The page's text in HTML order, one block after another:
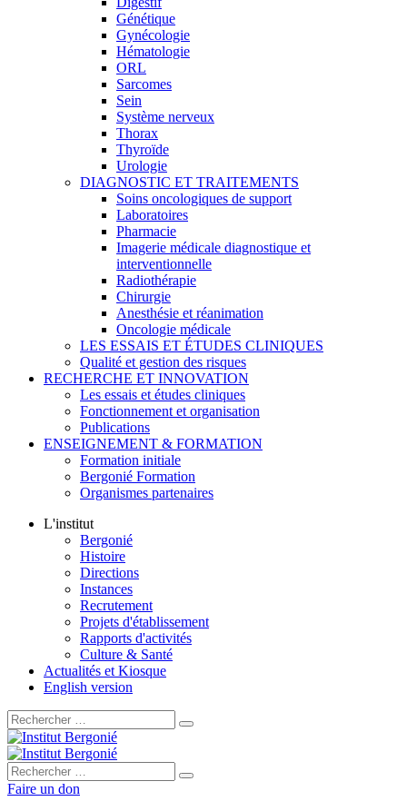
Génétique
Gynécologie
Hématologie
ORL
Sarcomes
Sein
Système nerveux
Thorax
Thyroïde
Urologie
DIAGNOSTIC ET TRAITEMENTS
Soins oncologiques de support
Laboratoires
Pharmacie
Imagerie médicale diagnostique et
interventionnelle
Radiothérapie
Chirurgie
Anesthésie et réanimation
Oncologie médicale
LES ESSAIS ET ÉTUDES CLINIQUES
Qualité et gestion des risques
RECHERCHE ET INNOVATION
Les essais et études cliniques
Fonctionnement et organisation
Publications
ENSEIGNEMENT & FORMATION
Formation initiale
Bergonié Formation
Organismes partenaires
L'institut
Bergonié
Histoire
Directions
Instances
Recrutement
Projets d'établissement
Rapports d'activités
Culture & Santé
Actualités et Kiosque
English version
Rechercher :
Rechercher :
Faire un don